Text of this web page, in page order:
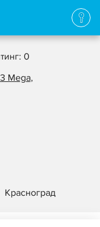
0
Mega,
Красноград